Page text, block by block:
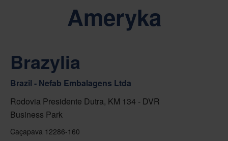
Ameryka
Brazylia
Brazil - Nefab Embalagens Ltda
Rodovia Presidente Dutra, KM 134 - DVR
Business Park
Caçapava 12286-160